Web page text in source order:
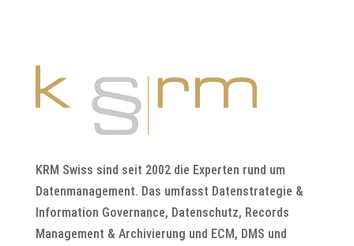
KRM Swiss sind seit 2002 die Experten rund um
Datenmanagement. Das umfasst Datenstrategie &
Information Governance, Datenschutz, Records
Management & Archivierung und ECM, DMS und